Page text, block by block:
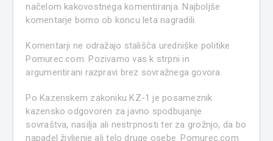
načelom kakovostnega komentiranja. Najboljše
komentarje bomo ob koncu leta nagradili.
Komentarji ne odražajo stališča uredniške politike
Pomurec.com. Pozivamo vas k strpni in
argumentirani razpravi brez sovražnega govora.
Po Kazenskem zakoniku KZ-1 je posameznik
kazensko odgovoren za javno spodbujanje
sovraštva, nasilja ali nestrpnosti ter za grožnjo, da bo
napadel življenje ali telo druge osebe. Pomurec.com